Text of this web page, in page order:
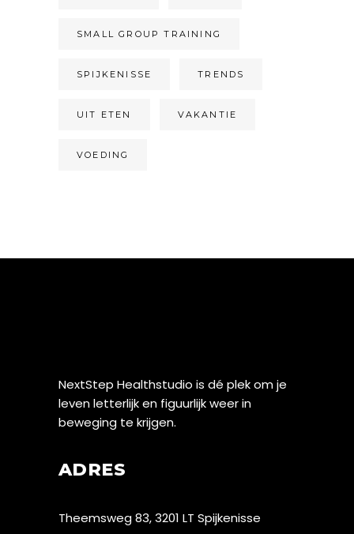
SMALL GROUP TRAINING
SPIJKENISSE TRENDS
UIT ETEN VAKANTIE
VOEDING
NextStep Healthstudio is dé plek om je
leven letterlijk en figuurlijk weer in
beweging te krijgen.
ADRES
Theemsweg 83, 3201 LT Spijkenisse